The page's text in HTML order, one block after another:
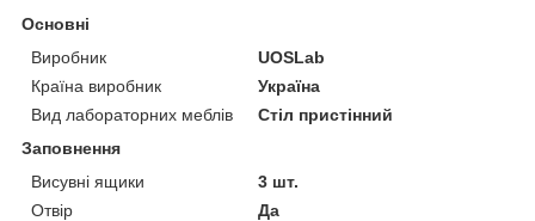
Основні
Виробник
UOSLab
Країна виробник
Україна
Вид лабораторних меблів
Стіл пристінний
Заповнення
Висувні ящики
3 шт.
Отвір
Да